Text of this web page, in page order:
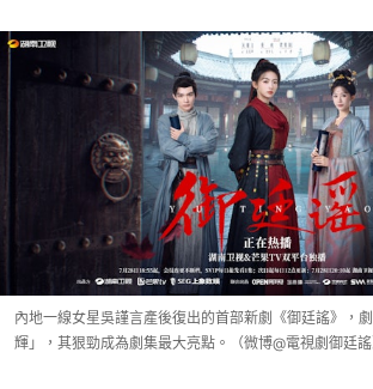
內地一線女星吳謹言產後復出的首部新劇《御廷謠》，
輝」，其狠勁成為劇集最大亮點。（微博@電視劇御廷謠